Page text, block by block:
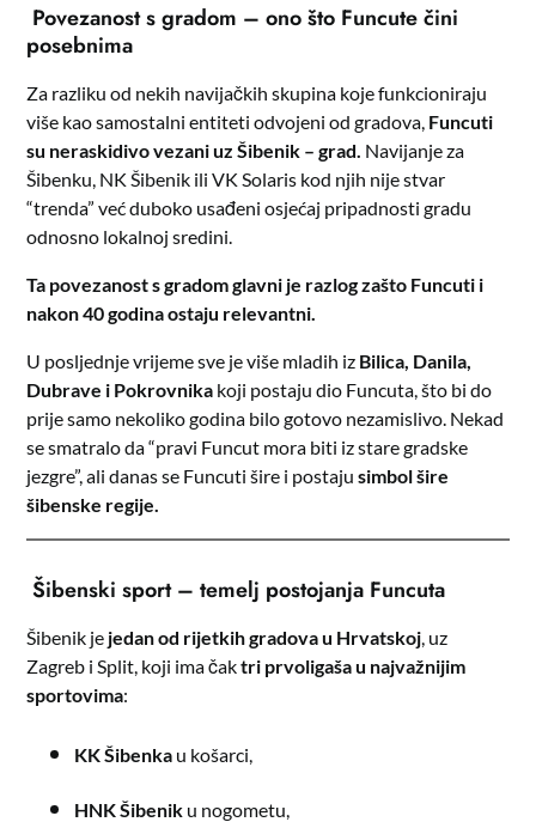
Povezanost s gradom – ono što Funcute čini
posebnima
Za razliku od nekih navijačkih skupina koje funkcioniraju
više kao samostalni entiteti odvojeni od gradova, Funcuti
su neraskidivo vezani uz Šibenik – grad. Navijanje za
Šibenku, NK Šibenik ili VK Solaris kod njih nije stvar
“trenda” već duboko usađeni osjećaj pripadnosti gradu
odnosno lokalnoj sredini.
Ta povezanost s gradom glavni je razlog zašto Funcuti i
nakon 40 godina ostaju relevantni.
U posljednje vrijeme sve je više mladih iz Bilica, Danila,
Dubrave i Pokrovnika koji postaju dio Funcuta, što bi do
prije samo nekoliko godina bilo gotovo nezamislivo. Nekad
se smatralo da “pravi Funcut mora biti iz stare gradske
jezgre”, ali danas se Funcuti šire i postajusimbol šire
šibenske regije.
Šibenski sport – temelj postojanja Funcuta
Šibenik je jedan od rijetkih gradova u Hrvatskoj, uz
Zagreb i Split, koji ima čaktri prvoligaša u najvažnijim
sportovima:
KK Šibenka u košarci,
HNK Šibenik u nogometu,